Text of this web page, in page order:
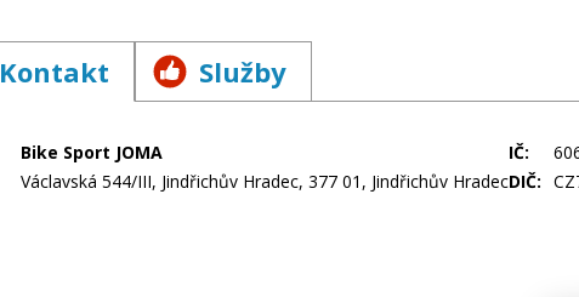
Kontakt Služby
Bike Sport JOMA
Václavská 544/III, Jindřichův Hradec, 377 01, Jindřichův Hradec
IČ:
DIČ: